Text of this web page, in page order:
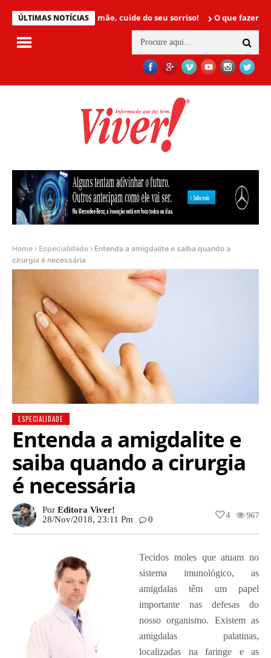
ÚLTIMAS NOTÍCIASMamãe, cuide do seu sorriso! O que fazer para não
Home Especialidade
Entenda a amigdalite e saiba quando a
cirurgia é necessária
ESPECIALIDADE
Entenda a amigdalite e
saiba quando a cirurgia
é necessária
Por Editora Viver!
28/nov/2018, 23:11 Pm
0 967
4
Tecidos moles que atuam no
sistema imunológico, as
amigdalas têm um papel
importante nas defesas do
nosso organismo. Existem as
amigdalas palatinas,
localizadas na faringe e as